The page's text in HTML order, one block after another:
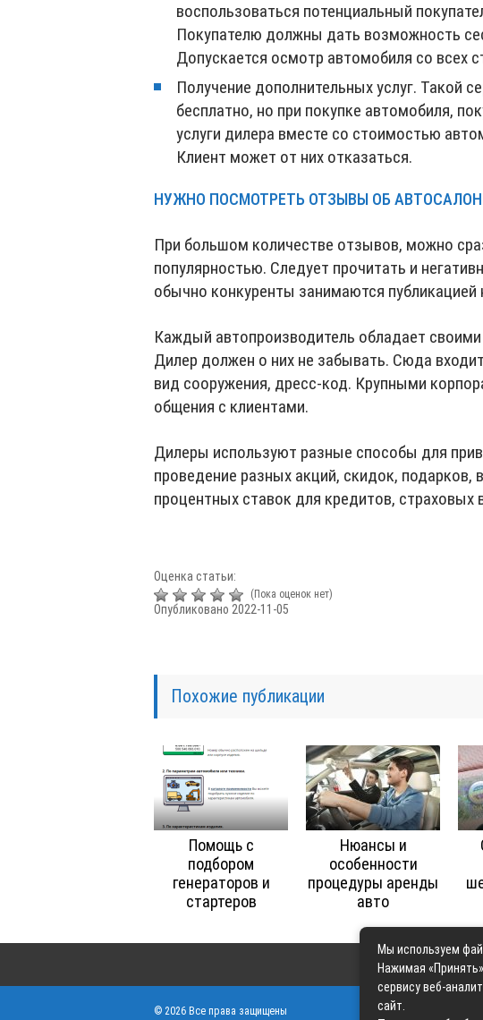
воспользоваться потенциальный
Покупателю должны дать возможность
Допускается осмотр автомобиля со всех
Получение дополнительных услуг. Такой
бесплатно, но при покупке автомобиля,
услуги дилера вместе со стоимостью
Клиент может от них отказаться.
НУЖНО ПОСМОТРЕТЬ ОТЗЫВЫ ОБ
При большом количестве отзывов, можно
популярностью. Следует прочитать и
обычно конкуренты занимаются публикацией
Каждый автопроизводитель обладает
Дилер должен о них не забывать. Сюда
вид сооружения, дресс-код. Крупными
общения с клиентами.
Дилеры используют разные способы для
проведение разных акций, скидок, подарков,
процентных ставок для кредитов, страховых
Оценка статьи:
(Пока оценок нет)
Опубликовано 2022-11-05
Похожие публикации
Помощь с
подбором
генераторов и
стартеров
Нюансы и
особенности
процедуры аренды
авто
© 2026 Все права защищены
Мы используем
Нажимая
сервису веб-
сайт.